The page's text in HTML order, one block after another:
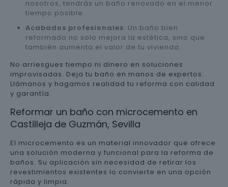
nosotros, tendrás un baño renovado en el menor
tiempo posible.
Acabados profesionales: Un baño bien
reformado no solo mejora la estética, sino que
también aumenta el valor de tu vivienda.
No arriesgues tiempo ni dinero en soluciones
improvisadas. Deja tu baño en manos de expertos.
Llámanos y hagamos realidad tu reforma con calidad
y garantía.
Reformar un baño con microcemento en
Castilleja de Guzmán, Sevilla
El microcemento es un material innovador que ofrece
una solución moderna y funcional para la reforma de
baños. Su aplicación sin necesidad de retirar los
revestimientos existentes lo convierte en una opción
rápida y limpia.